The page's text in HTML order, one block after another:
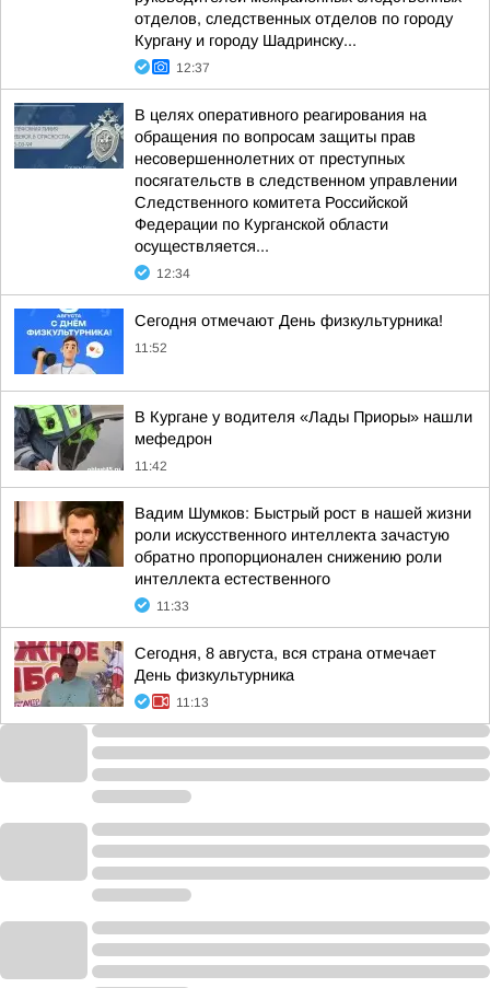
отделов, следственных отделов по городу
Кургану и городу Шадринску...
12:37
В целях оперативного реагирования на
обращения по вопросам защиты прав
несовершеннолетних от преступных
посягательств в следственном управлении
Следственного комитета Российской
Федерации по Курганской области
осуществляется...
12:34
Сегодня отмечают День физкультурника!
11:52
В Кургане у водителя «Лады Приоры» нашли
мефедрон
11:42
Вадим Шумков: Быстрый рост в нашей жизни
роли искусственного интеллекта зачастую
обратно пропорционален снижению роли
интеллекта естественного
11:33
Сегодня, 8 августа, вся страна отмечает
День физкультурника
11:13